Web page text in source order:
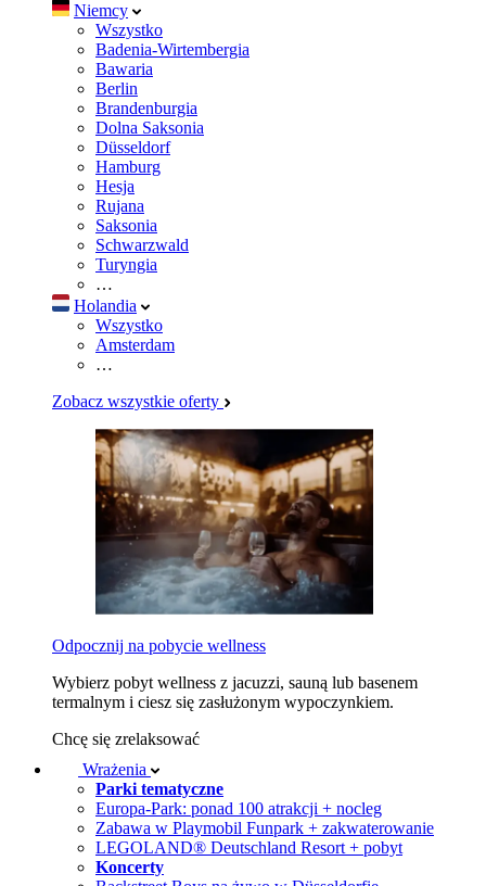
Niemcy
Wszystko
Badenia-Wirtembergia
Bawaria
Berlin
Brandenburgia
Dolna Saksonia
Düsseldorf
Hamburg
Hesja
Rujana
Saksonia
Schwarzwald
Turyngia
…
Holandia
Wszystko
Amsterdam
…
Zobacz wszystkie oferty
Odpocznij na pobycie wellness
Wybierz pobyt wellness z jacuzzi, sauną lub basenem
termalnym i ciesz się zasłużonym wypoczynkiem.
Chcę się zrelaksować
Wrażenia
Parki tematyczne
Europa-Park: ponad 100 atrakcji + nocleg
Zabawa w Playmobil Funpark + zakwaterowanie
LEGOLAND® Deutschland Resort + pobyt
Koncerty